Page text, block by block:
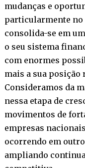
mudanças e
particularmente no
consolida-se em
o seu sistema
com enormes
mais a sua
Consideramos da
nessa etapa de
movimentos de
empresas
ocorrendo em
ampliando